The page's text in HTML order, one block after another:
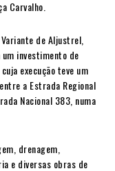
Carvalho.
de Aljustrel,
investimento de
execução teve um
a Estrada Regional
Nacional 383, numa
drenagem,
e diversas obras de